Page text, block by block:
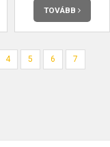
TOVÁBB
4 5 6 7